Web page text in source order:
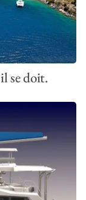
se doit.